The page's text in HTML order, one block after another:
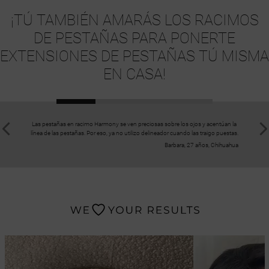
¡TÚ TAMBIÉN AMARÁS LOS RACIMOS
DE PESTAÑAS PARA PONERTE
EXTENSIONES DE PESTAÑAS TÚ MISMA
EN CASA!
Las pestañas en racimo Harmony se ven preciosas sobre los ojos y acentúan la
línea de las pestañas. Por eso, ya no utilizo delineador cuando las traigo puestas.
Barbara, 27 años, Chihuahua